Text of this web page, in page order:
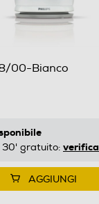
00-Bianco
30' gratuito: verifica
AGGIUNGI